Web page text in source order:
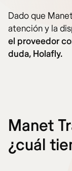
Dado que
atención y la
el proveedor
duda, Holafly.
Manet
¿cuál